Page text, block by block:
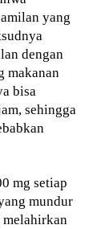
yang
dengan
makanan
bisa
sehingga
mg setiap
mundur
melahirkan